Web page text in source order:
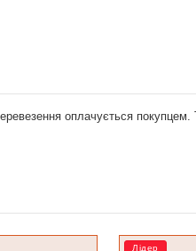
оплачується
Лідер